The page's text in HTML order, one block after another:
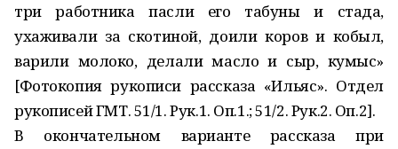
три работника пасли его табуны и стада,
ухаживали за скотиной, доили коров и кобыл,
варили молоко, делали масло и сыр, кумыс»
[Фотокопия рукописи рассказа «Ильяс». Отдел
рукописей ГМТ. 51/1. Рук.1. Оп.1.; 51/2. Рук.2. Оп.2].
В окончательном варианте рассказа при